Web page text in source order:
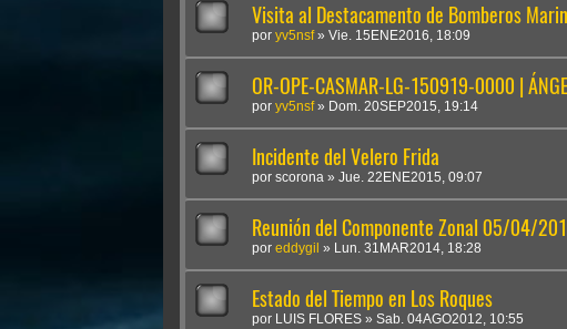
Visita al Destacamento de Bomberos
por yv5nsf» Vie. 15ENE2016, 18:09
OR-OPE-CASMAR-LG-150919-0000 |
por yv5nsf» Dom. 20SEP2015, 19:14
Incidente del Velero Frida
por scorona » Jue. 22ENE2015, 09:07
Reunión del Componente Zonal 05/04/
por eddygil » Lun. 31MAR2014, 18:28
Estado del Tiempo en Los Roques
por LUIS FLORES » Sab. 04AGO2012, 10:55